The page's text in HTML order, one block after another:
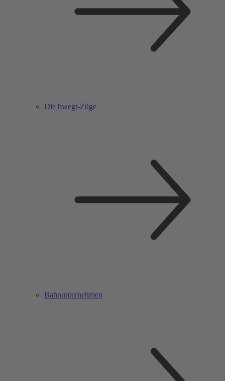
Die bwegt-Züge
Bahnunternehmen